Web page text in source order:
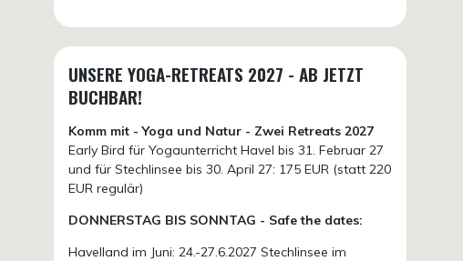
UNSERE YOGA-RETREATS 2027 - AB JETZT
BUCHBAR!
Komm mit - Yoga und Natur - Zwei Retreats 2027
Early Bird für Yogaunterricht Havel bis 31. Februar 27
und für Stechlinsee bis 30. April 27: 175 EUR (statt 220
EUR regulär)
DONNERSTAG BIS SONNTAG - Safe the dates:
Havelland im Juni: 24.-27.6.2027 Stechlinsee im